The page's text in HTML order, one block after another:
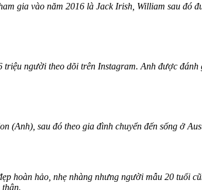
gia vào năm 2016 là Jack Irish, William sau đó
triệu người theo dõi trên Instagram. Anh được
(Anh), sau đó theo gia đình chuyển đến sống ở
hoàn hảo, nhẹ nhàng nhưng người mẫu 20 tuổi
thân.